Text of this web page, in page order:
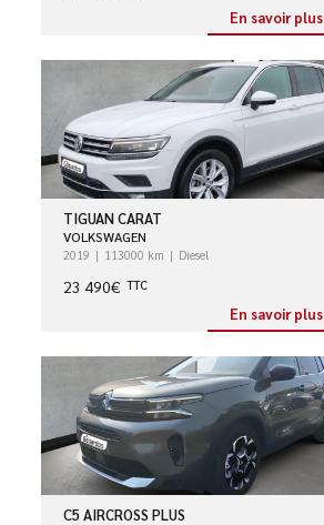
En savoir plus
TIGUAN CARAT
VOLKSWAGEN
2019 113000 km Diesel
23 490€ TTC
En savoir plus
C5 AIRCROSS PLUS